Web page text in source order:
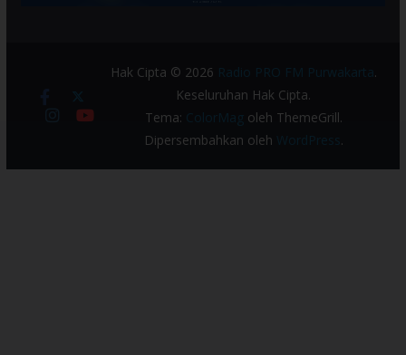
Hak Cipta © 2026 Radio PRO FM Purwakarta.
Keseluruhan Hak Cipta.
Tema: ColorMagoleh ThemeGrill.
Dipersembahkan oleh WordPress .